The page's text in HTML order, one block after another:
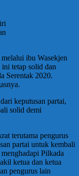
ibu Wasekjen
tetap solid dan
Serentak 2020.
keputusan partai,
solid demi
terutama pengurus
partai untuk kembali
Pilkada
ketua dan ketua
pengurus lain